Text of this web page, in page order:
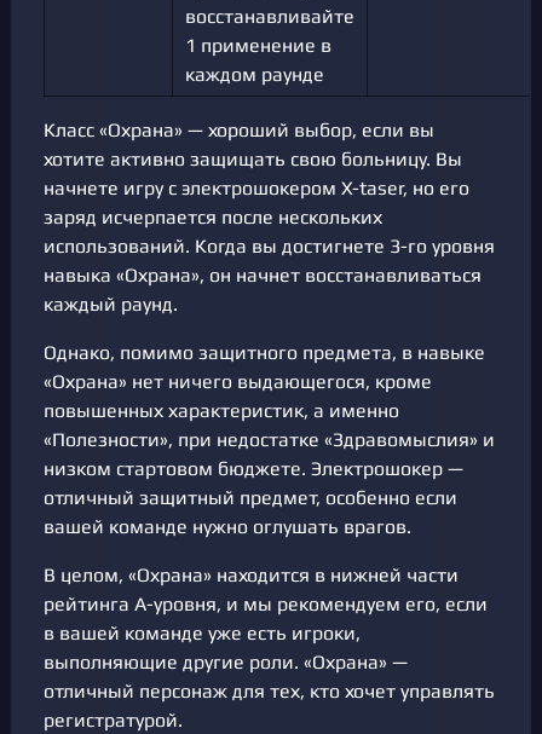
восстанавливайте
1 применение в
каждом раунде
Класс «Охрана» — хороший выбор, если вы
хотите активно защищать свою больницу. Вы
начнете игру с электрошокером X-taser, но его
заряд исчерпается после нескольких
использований. Когда вы достигнете 3-го уровня
навыка «Охрана», он начнет восстанавливаться
каждый раунд.
Однако, помимо защитного предмета, в навыке
«Охрана» нет ничего выдающегося, кроме
повышенных характеристик, а именно
«Полезности», при недостатке «Здравомыслия» и
низком стартовом бюджете. Электрошокер —
отличный защитный предмет, особенно если
вашей команде нужно оглушать врагов.
В целом, «Охрана» находится в нижней части
рейтинга A-уровня, и мы рекомендуем его, если
в вашей команде уже есть игроки,
выполняющие другие роли. «Охрана» —
отличный персонаж для тех, кто хочет управлять
регистратурой.